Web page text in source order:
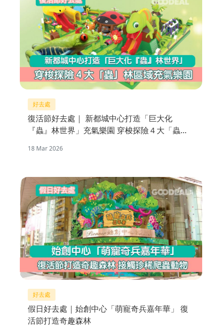
好去處
復活節好去處｜ 新都城中心打造「巨大化
『蟲』林世界」充氣樂園 穿梭探險４大「蟲」
18 Mar 2026
好去處
假日好去處｜始創中心「萌寵奇兵嘉年華」 復
活節打造奇趣森林